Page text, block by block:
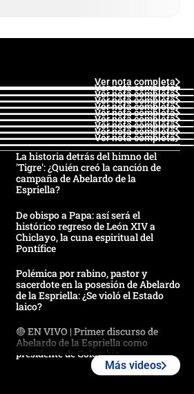
Ver nota completa
Ver nota completa
Ver nota completa
Ver nota completa
Ver nota completa
Ver nota completa
Ver nota completa
Ver nota completa
Ver nota completa
Ver nota completa
La historia detrás del himno del
'Tigre': ¿Quién creó la canción de
campaña de Abelardo de la
Espriella?
De obispo a Papa: así será el
histórico regreso de León XIV a
Chiclayo, la cuna espiritual del
Pontífice
Polémica por rabino, pastor y
sacerdote en la posesión de Abelardo
de la Espriella: ¿Se violó el Estado
laico?
🔴 EN VIVO | Primer discurso de
Abelardo de la Espriella como
presidente de Colombia
Más videos